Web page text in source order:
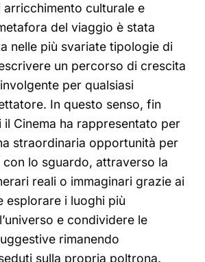
culturale e
del viaggio è stata
nelle più svariate tipologie di
un percorso di crescita
per qualsiasi
In questo senso, fin
il Cinema ha rappresentato per
straordinaria opportunità per
lo sguardo, attraverso la
reali o immaginari grazie ai
esplorare i luoghi più
e condividere le
rimanendo
sulla propria poltrona.